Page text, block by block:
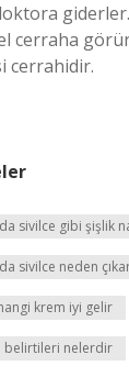
cerraha
cerrahidir.
sivilce gibi şişlik
sivilce neden
krem iyi gelir
belirtileri nelerdir